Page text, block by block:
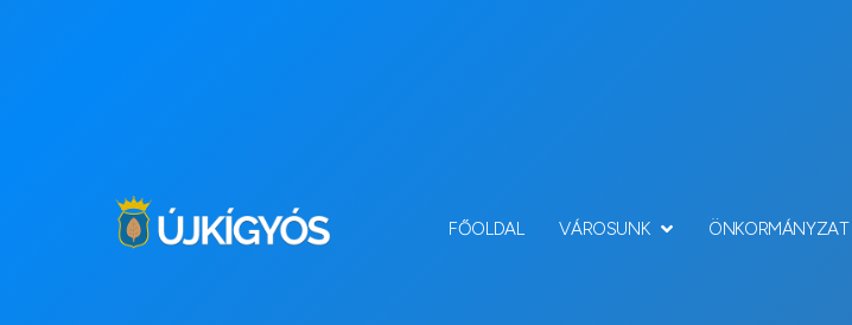
FŐOLDAL VÁROSUNK ÖNKORMÁNYZAT